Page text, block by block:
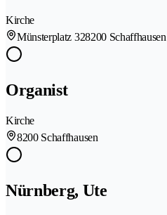
Kirche
Münsterplatz 328200 Schaffhausen
Organist
Kirche
8200 Schaffhausen
Nürnberg, Ute